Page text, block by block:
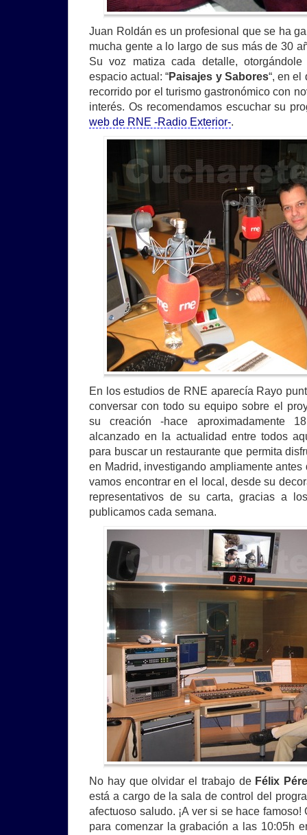
Juan Roldán es un profesional que se ha
mucha gente a lo largo de sus más de 30
Su voz matiza cada detalle,
espacio actual: “Paisajes y Sabores“, en el
recorrido por el turismo gastronómico con
interés. Os recomendamos escuchar su
web de RNE -Radio Exterior-.
En los estudios de RNE aparecía Rayo
conversar con todo su equipo sobre el
su creación -hace aproximadamente
alcanzado en la actualidad entre todos
para buscar un restaurante que permita
en Madrid, investigando ampliamente
vamos encontrar en el local, desde su
representativos de su carta, gracias a
publicamos cada semana.
No hay que olvidar el trabajo de Félix
está a cargo de la sala de control del
afectuoso saludo. ¡A ver si se hace
para comenzar la grabación a las 10:05h